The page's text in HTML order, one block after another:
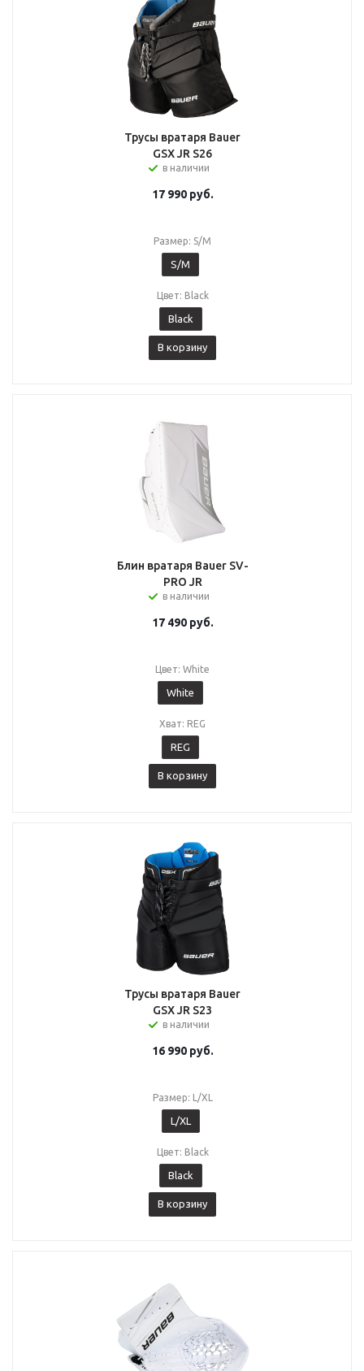
Трусы вратаря Bauer
GSX JR S26
в наличии
17 990руб.
Размер: S/M
S/M
Цвет: Black
Black
В корзину
Блин вратаря Bauer SV-
PRO JR
в наличии
17 490руб.
Цвет: White
White
Хват: REG
REG
В корзину
Трусы вратаря Bauer
GSX JR S23
в наличии
16 990руб.
Размер: L/XL
L/XL
Цвет: Black
Black
В корзину